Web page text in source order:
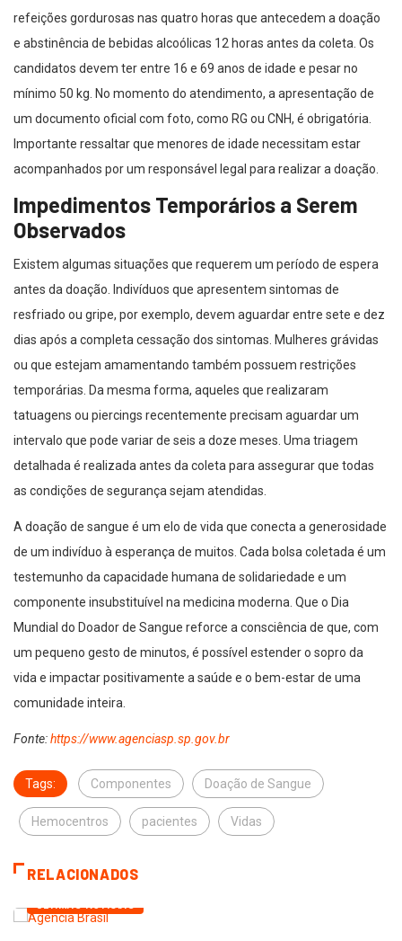
refeições gordurosas nas quatro horas que antecedem a doação
e abstinência de bebidas alcoólicas 12 horas antes da coleta. Os
candidatos devem ter entre 16 e 69 anos de idade e pesar no
mínimo 50 kg. No momento do atendimento, a apresentação de
um documento oficial com foto, como RG ou CNH, é obrigatória.
Importante ressaltar que menores de idade necessitam estar
acompanhados por um responsável legal para realizar a doação.
Impedimentos Temporários a Serem
Observados
Existem algumas situações que requerem um período de espera
antes da doação. Indivíduos que apresentem sintomas de
resfriado ou gripe, por exemplo, devem aguardar entre sete e dez
dias após a completa cessação dos sintomas. Mulheres grávidas
ou que estejam amamentando também possuem restrições
temporárias. Da mesma forma, aqueles que realizaram
tatuagens ou piercings recentemente precisam aguardar um
intervalo que pode variar de seis a doze meses. Uma triagem
detalhada é realizada antes da coleta para assegurar que todas
as condições de segurança sejam atendidas.
A doação de sangue é um elo de vida que conecta a generosidade
de um indivíduo à esperança de muitos. Cada bolsa coletada é um
testemunho da capacidade humana de solidariedade e um
componente insubstituível na medicina moderna. Que o Dia
Mundial do Doador de Sangue reforce a consciência de que, com
um pequeno gesto de minutos, é possível estender o sopro da
vida e impactar positivamente a saúde e o bem-estar de uma
comunidade inteira.
Fonte:https://www.agenciasp.sp.gov.br
Tags: Componentes Doação de Sangue
Hemocentros pacientes Vidas
RELACIONADOS
ÚLTIMAS NOTÍCIAS